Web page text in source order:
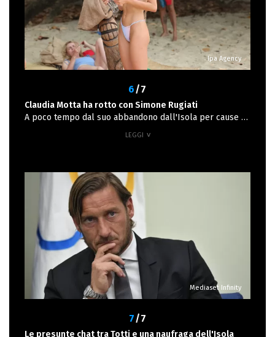
Ipa Agency
6/7
Claudia Motta ha rotto con Simone Rugiati
A poco tempo dal suo abbandono dall'Isola per cause di
Mediaset Infinity
7/7
Le presunte chat tra Totti e una naufraga dell'Isola